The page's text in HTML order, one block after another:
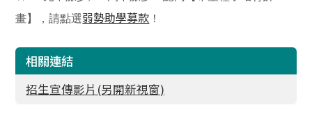
畫】，請點選弱勢助學募款 ！
相關連結
招生宣傳影片(另開新視窗)